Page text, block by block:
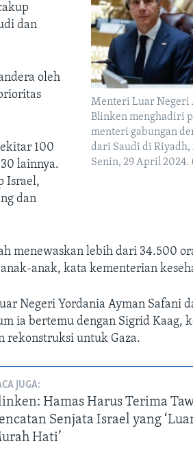
Menteri Luar Negeri
Blinken menghadiri
menteri gabungan
dari Saudi di Riyadh,
Senin, 29 April 2024.
dan
oleh
100
lainnya.
Israel,
dan
menewaskan lebih dari 34.500
anak, kata kementerian
Negeri Yordania Ayman Safani
ia bertemu dengan Sigrid Kaag,
rekonstruksi untuk Gaza.
JUGA:
Hamas Harus Terima
Senjata Israel yang
Hati’